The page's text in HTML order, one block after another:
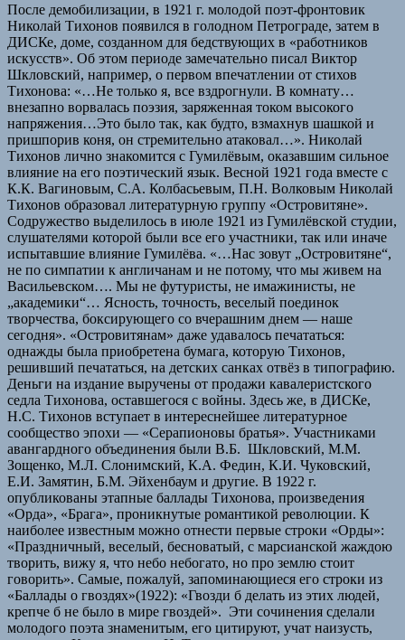
После демобилизации, в 1921 г. молодой поэт-фронтовик
Николай Тихонов появился в голодном Петрограде, затем в
ДИСКе, доме, созданном для бедствующих в «работников
искусств». Об этом периоде замечательно писал Виктор
Шкловский, например, о первом впечатлении от стихов
Тихонова: «…Не только я, все вздрогнули. В комнату…
внезапно ворвалась поэзия, заряженная током высокого
напряжения…Это было так, как будто, взмахнув шашкой и
пришпорив коня, он стремительно атаковал…». Николай
Тихонов лично знакомится с Гумилёвым, оказавшим сильное
влияние на его поэтический язык. Весной 1921 года вместе с
К.К. Вагиновым, С.А. Колбасьевым, П.Н. Волковым Николай
Тихонов образовал литературную группу «Островитяне».
Содружество выделилось в июле 1921 из Гумилёвской студии,
слушателями которой были все его участники, так или иначе
испытавшие влияние Гумилёва. «…Нас зовут „Островитяне“,
не по симпатии к англичанам и не потому, что мы живем на
Васильевском…. Мы не футуристы, не имажинисты, не
„академики“… Ясность, точность, веселый поединок
творчества, боксирующего со вчерашним днем — наше
сегодня». «Островитянам» даже удавалось печататься:
однажды была приобретена бумага, которую Тихонов,
решивший печататься, на детских санках отвёз в типографию.
Деньги на издание выручены от продажи кавалеристского
седла Тихонова, оставшегося с войны. Здесь же, в ДИСКе,
Н.С. Тихонов вступает в интереснейшее литературное
сообщество эпохи — «Серапионовы братья». Участниками
авангардного объединения были В.Б. Шкловский, М.М.
Зощенко, М.Л. Слонимский, К.А. Федин, К.И. Чуковский,
Е.И. Замятин, Б.М. Эйхенбаум и другие. В 1922 г.
опубликованы этапные баллады Тихонова, произведения
«Орда», «Брага», проникнутые романтикой революции. К
наиболее известным можно отнести первые строки «Орды»:
«Праздничный, веселый, бесноватый, с марсианской жаждою
творить, вижу я, что небо небогато, но про землю стоит
говорить». Самые, пожалуй, запоминающиеся его строки из
«Баллады о гвоздях»(1922): «Гвозди б делать из этих людей,
крепче б не было в мире гвоздей». Эти сочинения сделали
молодого поэта знаменитым, его цитируют, учат наизусть,